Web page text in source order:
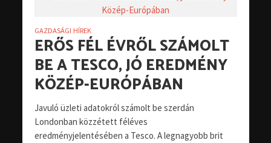
GAZDASÁGI HÍREK
ERŐS FÉL ÉVRŐL SZÁMOLT
BE A TESCO, JÓ EREDMÉNY
KÖZÉP-EURÓPÁBAN
Javuló üzleti adatokról számolt be szerdán
Londonban közzétett féléves
eredményjelentésében a Tesco. A legnagyobb brit